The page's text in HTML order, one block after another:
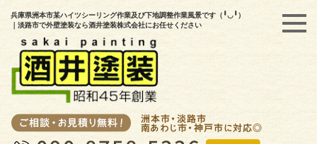
兵庫県洲本市某ハイツシーリング作業及び下地調整作業風景です（╹◡╹）
｜淡路市で外壁塗装なら酒井塗装株式会社にお任せください